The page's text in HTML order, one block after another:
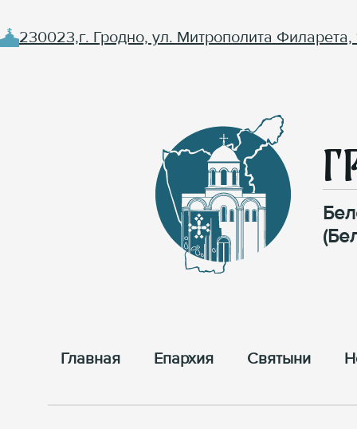
230023,г. Гродно, ул. Митрополита Филарета,
Главная Епархия Cвятыни